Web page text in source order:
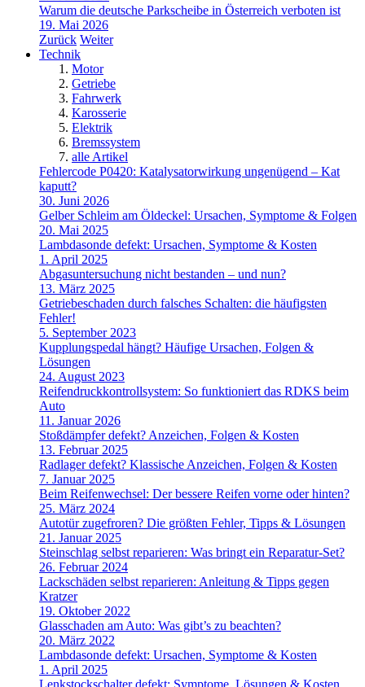
Warum die deutsche Parkscheibe in Österreich verboten ist
19. Mai 2026
Zurück Weiter
Technik
Motor
Getriebe
Fahrwerk
Karosserie
Elektrik
Bremssystem
alle Artikel
Fehlercode P0420: Katalysatorwirkung ungenügend – Kat
kaputt?
30. Juni 2026
Gelber Schleim am Öldeckel: Ursachen, Symptome & Folgen
20. Mai 2025
Lambdasonde defekt: Ursachen, Symptome & Kosten
1. April 2025
Abgasuntersuchung nicht bestanden – und nun?
13. März 2025
Getriebeschaden durch falsches Schalten: die häufigsten
Fehler!
5. September 2023
Kupplungspedal hängt? Häufige Ursachen, Folgen &
Lösungen
24. August 2023
Reifendruckkontrollsystem: So funktioniert das RDKS beim
Auto
11. Januar 2026
Stoßdämpfer defekt? Anzeichen, Folgen & Kosten
13. Februar 2025
Radlager defekt? Klassische Anzeichen, Folgen & Kosten
7. Januar 2025
Beim Reifenwechsel: Der bessere Reifen vorne oder hinten?
25. März 2024
Autotür zugefroren? Die größten Fehler, Tipps & Lösungen
21. Januar 2025
Steinschlag selbst reparieren: Was bringt ein Reparatur-Set?
26. Februar 2024
Lackschäden selbst reparieren: Anleitung & Tipps gegen
Kratzer
19. Oktober 2022
Glasschaden am Auto: Was gibt’s zu beachten?
20. März 2022
Lambdasonde defekt: Ursachen, Symptome & Kosten
1. April 2025
Lenkstockschalter defekt: Symptome, Lösungen & Kosten